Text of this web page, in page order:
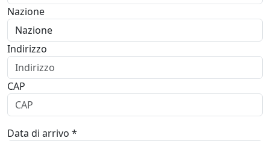
Nazione
Indirizzo
CAP
Data di arrivo *